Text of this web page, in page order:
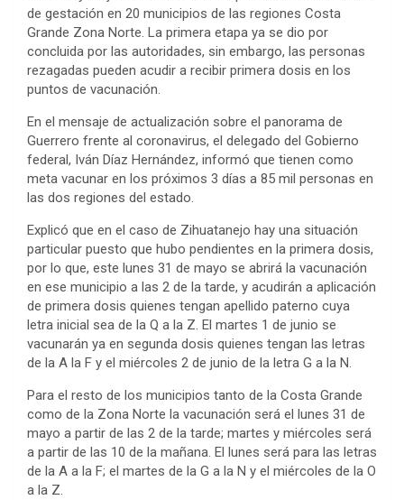
de gestación en 20 municipios de las regiones Costa
Grande Zona Norte. La primera etapa ya se dio por
concluida por las autoridades, sin embargo, las personas
rezagadas pueden acudir a recibir primera dosis en los
puntos de vacunación.
En el mensaje de actualización sobre el panorama de
Guerrero frente al coronavirus, el delegado del Gobierno
federal, Iván Díaz Hernández, informó que tienen como
meta vacunar en los próximos 3 días a 85 mil personas en
las dos regiones del estado.
Explicó que en el caso de Zihuatanejo hay una situación
particular puesto que hubo pendientes en la primera dosis,
por lo que, este lunes 31 de mayo se abrirá la vacunación
en ese municipio a las 2 de la tarde, y acudirán a aplicación
de primera dosis quienes tengan apellido paterno cuya
letra inicial sea de la Q a la Z. El martes 1 de junio se
vacunarán ya en segunda dosis quienes tengan las letras
de la A la F y el miércoles 2 de junio de la letra G a la N.
Para el resto de los municipios tanto de la Costa Grande
como de la Zona Norte la vacunación será el lunes 31 de
mayo a partir de las 2 de la tarde; martes y miércoles será
a partir de las 10 de la mañana. El lunes será para las letras
de la A a la F; el martes de la G a la N y el miércoles de la O
a la Z.